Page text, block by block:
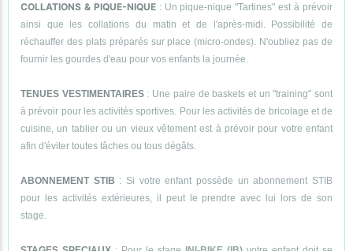
COLLATIONS & PIQUE-NIQUE: Un pique-nique "Tartines" est à prévoir
ainsi que les collations du matin et de l'après-midi. Possibilité de
réchauffer des plats préparés sur place (micro-ondes). N'oubliez pas de
fournir les gourdes d'eau pour vos enfants la journée.
TENUES VESTIMENTAIRES: Une paire de baskets et un "training" sont
à prévoir pour les activités sportives. Pour les activités de bricolage et de
cuisine, un tablier ou un vieux vêtement est à prévoir pour votre enfant
afin d'éviter toutes tâches ou tous dégâts.
ABONNEMENT STIB : Si votre enfant possède un abonnement STIB
pour les activités extérieures, il peut le prendre avec lui lors de son
stage.